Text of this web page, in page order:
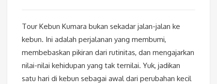
Tour Kebun Kumara bukan sekadar jalan-jalan ke
kebun. Ini adalah perjalanan yang membumi,
membebaskan pikiran dari rutinitas, dan mengajarkan
nilai-nilai kehidupan yang tak ternilai. Yuk, jadikan
satu hari di kebun sebagai awal dari perubahan kecil